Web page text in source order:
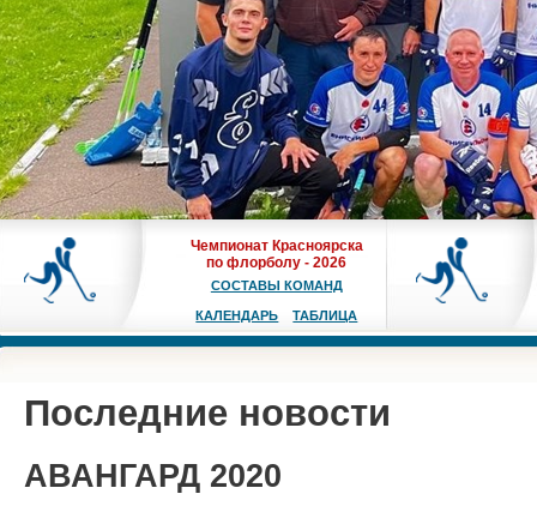
Чемпионат Красноярска
по флорболу - 2026
СОСТАВЫ КОМАНД
КАЛЕНДАРЬ ТАБЛИЦА
Последние новости
АВАНГАРД 2020